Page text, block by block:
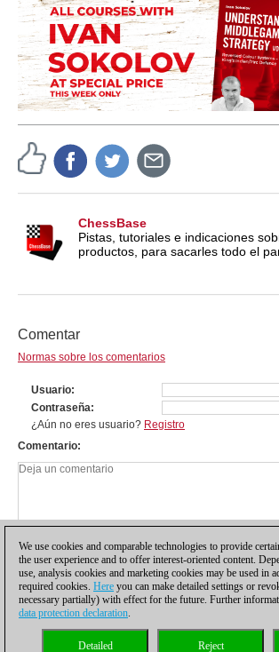
ChessBase
Pistas, tutoriales e indicaciones
productos, para sacarles todo el
Comentar
Normas sobre los comentarios
Usuario
Contraseña
¿Aún no eres usuario? Registro
Comentario
Política de privacidad |Para contactar
We use cookies and comparable technologies to provide
the user experience and to offer interest-oriented content.
use, analysis cookies and marketing cookies may be used in
required cookies. Here you can make detailed settings or
necessary partially) with effect for the future. Further
data protection declaration.
Reject
Detailed